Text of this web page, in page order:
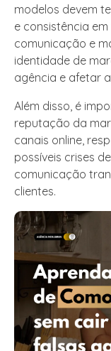
modelos devem
e consistência
comunicação e
identidade de
agência e afetar
Além disso, é
reputação da
canais online,
possíveis crises
comunicação
clientes.